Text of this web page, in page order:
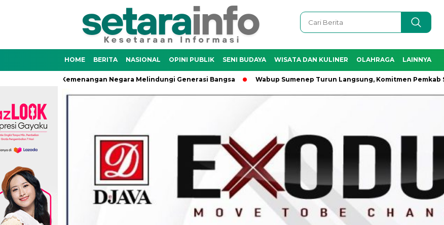
HOME BERITA NASIONAL OPINI PUBLIK SENI BUDAYA WISATA DAN KULINER OLAHRAGA LAINNYA
adalah Kemenangan Negara Melindungi Generasi Bangsa Wabup Sumenep Turun Langsung, Komitmen Pemkab